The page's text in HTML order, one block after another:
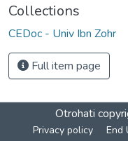
Collections
CEDoc - Univ Ibn Zohr
Full item page
Otrohati
Privacy policy End